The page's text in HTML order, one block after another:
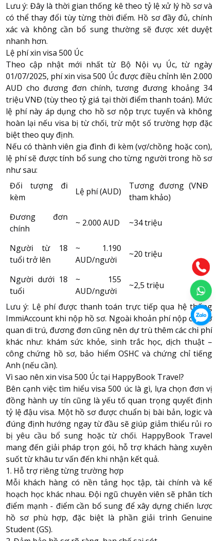
Lưu ý: Đây là thời gian thống kê theo tỷ lệ xử lý hồ sơ và
có thể thay đổi tùy từng thời điểm. Hồ sơ đầy đủ, chính
xác và không cần bổ sung thường sẽ được xét duyệt
nhanh hơn.
Lệ phí xin visa 500 Úc
Theo cập nhật mới nhất từ Bộ Nội vụ Úc, từ ngày
01/07/2025, phí xin visa 500 Úc được điều chỉnh lên 2.000
AUD cho đương đơn chính, tương đương khoảng 34
triệu VNĐ (tùy theo tỷ giá tại thời điểm thanh toán). Mức
lệ phí này áp dụng cho hồ sơ nộp trực tuyến và không
hoàn lại nếu visa bị từ chối, trừ một số trường hợp đặc
biệt theo quy định.
Nếu có thành viên gia đình đi kèm (vợ/chồng hoặc con),
lệ phí sẽ được tính bổ sung cho từng người trong hồ sơ
như sau:
Đối tượng đi
kèm
Lệ phí (AUD)
Tương đương (VNĐ
tham khảo)
Đương đơn
chính
~ 2.000 AUD ~34 triệu
Người từ 18
tuổi trở lên
~ 1.190
AUD/người
~20 triệu
Người dưới 18
tuổi
~ 155
AUD/người
~2,5 triệu
Lưu ý: Lệ phí được thanh toán trực tiếp qua hệ thống
ImmiAccount khi nộp hồ sơ. Ngoài khoản phí nộp cho cơ
quan di trú, đương đơn cũng nên dự trù thêm các chi phí
khác như: khám sức khỏe, sinh trắc học, dịch thuật –
công chứng hồ sơ, bảo hiểm OSHC và chứng chỉ tiếng
Anh (nếu cần).
Vì sao nên xin visa 500 Úc tại HappyBook Travel?
Bên cạnh việc tìm hiểu visa 500 úc là gì, lựa chọn đơn vị
đồng hành uy tín cũng là yếu tố quan trọng quyết định
tỷ lệ đậu visa. Một hồ sơ được chuẩn bị bài bản, logic và
đúng định hướng ngay từ đầu sẽ giúp giảm thiểu rủi ro
bị yêu cầu bổ sung hoặc từ chối. HappyBook Travel
mang đến giải pháp trọn gói, hỗ trợ khách hàng xuyên
suốt từ khâu tư vấn đến khi nhận kết quả.
1. Hỗ trợ riêng từng trường hợp
Mỗi khách hàng có nền tảng học tập, tài chính và kế
hoạch học khác nhau. Đội ngũ chuyên viên sẽ phân tích
điểm mạnh - điểm cần bổ sung để xây dựng chiến lược
hồ sơ phù hợp, đặc biệt là phần giải trình Genuine
Student (GS).